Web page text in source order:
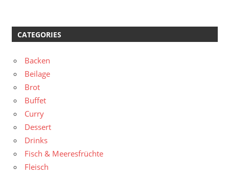
CATEGORIES
Backen
Beilage
Brot
Buffet
Curry
Dessert
Drinks
Fisch & Meeresfrüchte
Fleisch